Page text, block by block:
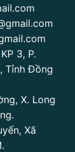
3, P.
Tỉnh Đồng
X. Long
Xã